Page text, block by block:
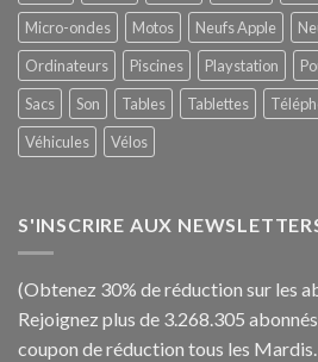
Micro-ondes
Motos Neufs Apple
Ordinateurs
Piscines Playstation
Sacs
Son Tables Tablettes
Véhicules
Vélos
S'INSCRIRE AUX
(Obtenez 30% de réduction sur les
Rejoignez plus de 3.268.305
coupon de réduction tous les Mardis.